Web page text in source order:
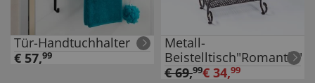
Tür-Handtuchhalter
€ 57,99
Metall-
Beistelltisch"Romantik"
€69,99€ 34,99